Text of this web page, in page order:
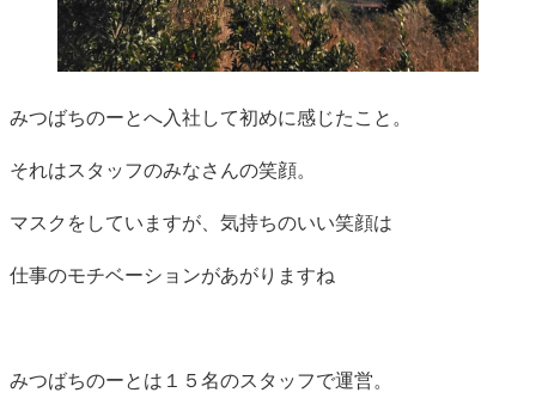
みつばちのーとへ入社して初めに感じたこと。
それはスタッフのみなさんの笑顔。
マスクをしていますが、気持ちのいい笑顔は
仕事のモチベーションがあがりますね
みつばちのーとは１５名のスタッフで運営。